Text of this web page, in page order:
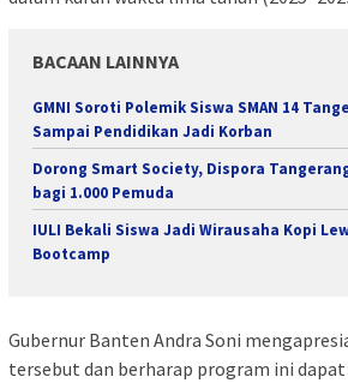
BACAAN LAINNYA
GMNI Soroti Polemik Siswa SMAN 14
Sampai Pendidikan Jadi Korban
Dorong Smart Society, Dispora
bagi 1.000 Pemuda
IULI Bekali Siswa Jadi Wirausaha Kopi
Bootcamp
Gubernur Banten Andra Soni
tersebut dan berharap program ini